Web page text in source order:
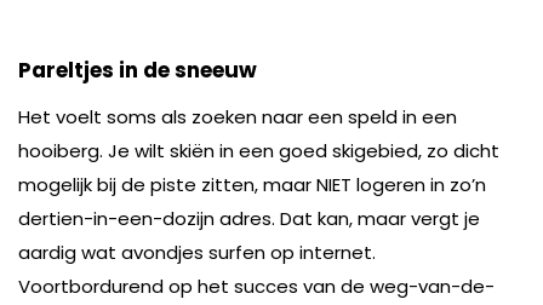
Pareltjes in de sneeuw
Het voelt soms als zoeken naar een speld in een
hooiberg. Je wilt skiën in een goed skigebied, zo dicht
mogelijk bij de piste zitten, maar NIET logeren in zo’n
dertien-in-een-dozijn adres. Dat kan, maar vergt je
aardig wat avondjes surfen op internet.
Voortbordurend op het succes van de weg-van-de-